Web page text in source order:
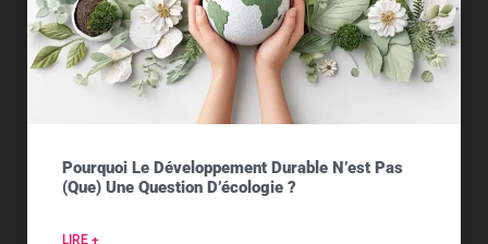
Pourquoi Le Développement Durable N’est Pas
(que) Une Question D’écologie ?
LIRE +